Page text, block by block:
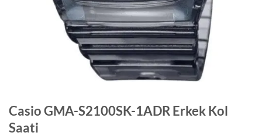
Casio GMA-S2100SK-1ADR Erkek Kol
Saati